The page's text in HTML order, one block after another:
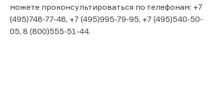
можете проконсультироваться по телефонам: +7
(495)748-77-48, +7 (495)995-79-95, +7 (495)540-50-
05, 8 (800)555-51-44.